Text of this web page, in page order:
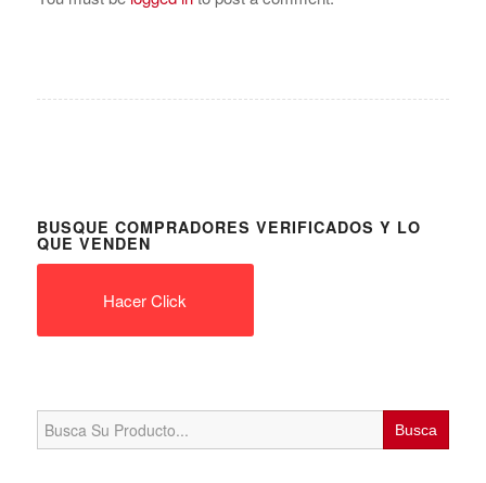
BUSQUE COMPRADORES VERIFICADOS Y LO
QUE VENDEN
Hacer Click
Search
for: